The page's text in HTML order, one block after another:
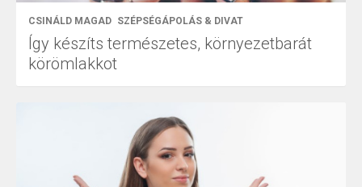
CSINÁLD MAGAD SZÉPSÉGÁPOLÁS & DIVAT
Így készíts természetes, környezetbarát
körömlakkot